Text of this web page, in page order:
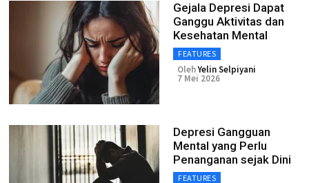
Gejala Depresi Dapat
Ganggu Aktivitas dan
Kesehatan Mental
FEATURES
OlehYelin Selpiyani
7 Mei 2026
Depresi Gangguan
Mental yang Perlu
Penanganan sejak Dini
FEATURES